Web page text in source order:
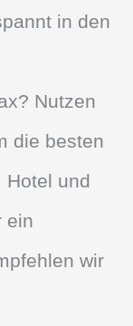
in den
Nutzen
die besten
Hotel und
ein
wir